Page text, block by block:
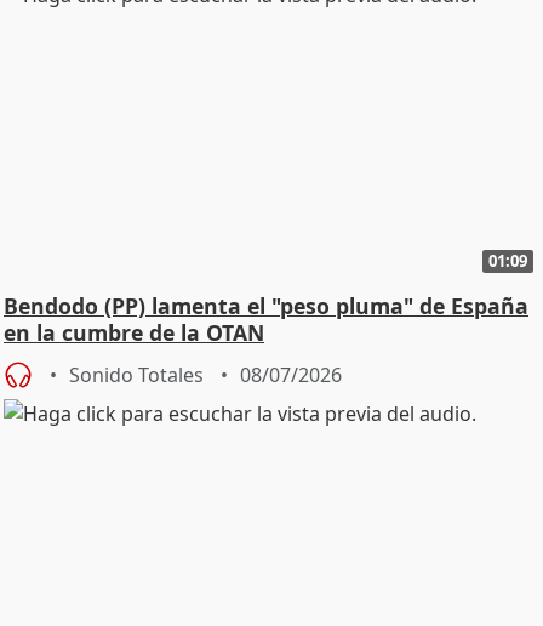
01:09
Bendodo (PP) lamenta el "peso pluma" de España
en la cumbre de la OTAN
Sonido Totales 08/07/2026